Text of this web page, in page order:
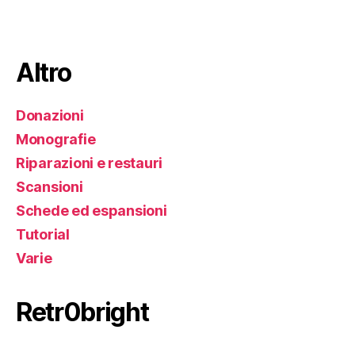
Altro
Donazioni
Monografie
Riparazioni e restauri
Scansioni
Schede ed espansioni
Tutorial
Varie
Retr0bright